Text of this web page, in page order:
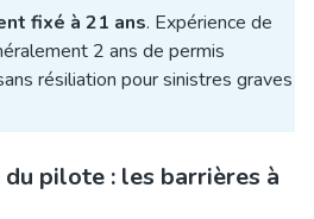
fixé à 21 ans. Expérience de
2 ans de permis
résiliation pour sinistres graves
pilote : les barrières à